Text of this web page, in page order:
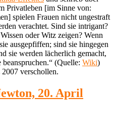
Privatleben [im Sinne von:
spielen Frauen nicht ungestraft
verachtet. Sind sie intrigant?
oder Witz zeigen? Wenn
ausgepfiffen; sind sie hingegen
sie werden lächerlich gemacht,
(Quelle: Wiki)
verschollen.
20. April